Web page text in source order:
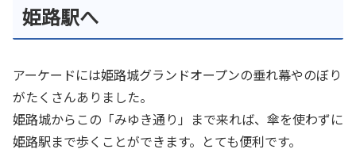
姫路駅へ
アーケードには姫路城グランドオープンの垂れ幕やのぼり
がたくさんありました。
姫路城からこの「みゆき通り」まで来れば、傘を使わずに
姫路駅まで歩くことができます。とても便利です。